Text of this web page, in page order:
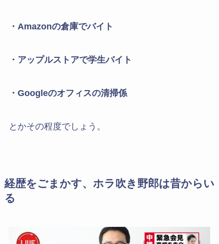
・Amazonの倉庫でバイト
・アップルストアで学生バイト
・Googleのオフィスの清掃係
とかその程度でしょう。
経歴をごまかす、ホラ吹き野郎は昔からい
る